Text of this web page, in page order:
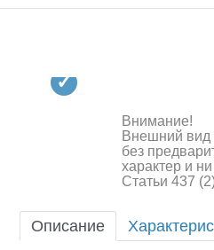
Игрушки
Квадрокоптеры
Аккумуляторы и батарейки
Внимание!
Внешний вид
без
характер и
Статьи 437
Описание